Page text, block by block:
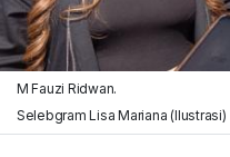
M Fauzi Ridwan.
Selebgram Lisa Mariana (Ilustrasi)